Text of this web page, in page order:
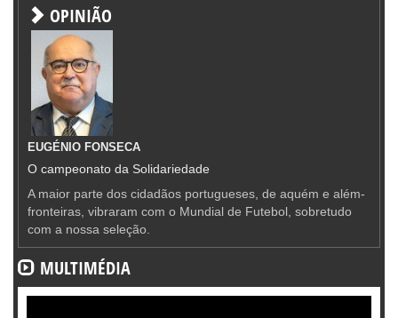
OPINIÃO
EUGÉNIO FONSECA
O campeonato da Solidariedade
A maior parte dos cidadãos portugueses, de aquém e além-
fronteiras, vibraram com o Mundial de Futebol, sobretudo
com a nossa seleção.
MULTIMÉDIA